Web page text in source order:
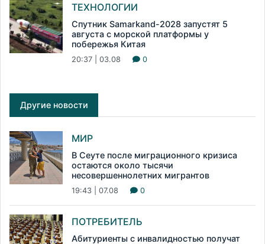
ТЕХНОЛОГИИ
Спутник Samarkand-2028 запустят 5
августа с морской платформы у
побережья Китая
20:37 | 03.08 0
Другие новости
МИР
В Сеуте после миграционного кризиса
остаются около тысячи
несовершеннолетних мигрантов
19:43 | 07.08 0
ПОТРЕБИТЕЛЬ
Абитуриенты с инвалидностью получат